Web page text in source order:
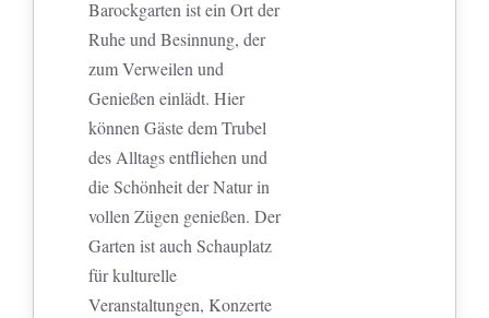
Barockgarten ist ein Ort der
Ruhe und Besinnung, der
zum Verweilen und
Genießen einlädt. Hier
können Gäste dem Trubel
des Alltags entfliehen und
die Schönheit der Natur in
vollen Zügen genießen. Der
Garten ist auch Schauplatz
für kulturelle
Veranstaltungen, Konzerte